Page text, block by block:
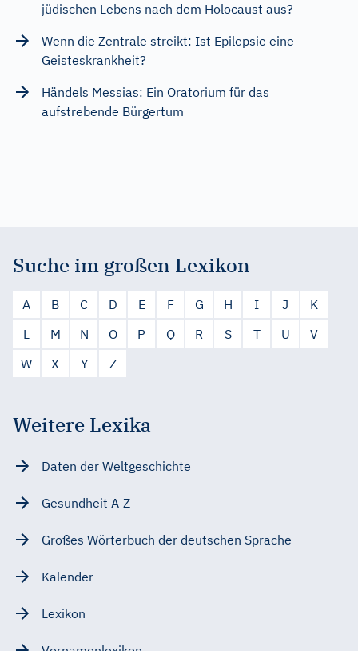
jüdischen Lebens nach dem Holocaust aus?
Wenn die Zentrale streikt: Ist Epilepsie eine
Geisteskrankheit?
Händels Messias: Ein Oratorium für das
aufstrebende Bürgertum
Suche im großen Lexikon
A B C D E F G H I J
K
L
M N O P Q R S T U
V
W
X Y Z
Weitere Lexika
Daten der Weltgeschichte
Gesundheit A-Z
Großes Wörterbuch der deutschen Sprache
Kalender
Lexikon